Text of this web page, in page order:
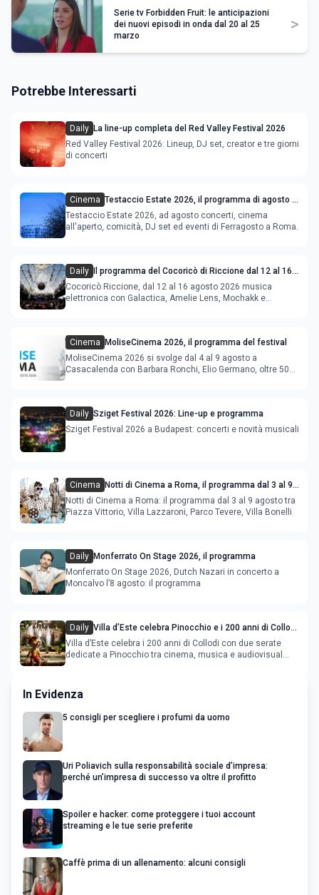
Serie tv Forbidden Fruit: le anticipazioni
dei nuovi episodi in onda dal 20 al 25
marzo
>
Potrebbe Interessarti
Daily La line-up completa del Red Valley Festival 2026
Red Valley Festival 2026: Lineup, DJ set, creator e tre giorni
di concerti
Cinema Testaccio Estate 2026, il programma di agosto e
Ferragosto
Testaccio Estate 2026, ad agosto concerti, cinema
all'aperto, comicità, DJ set ed eventi di Ferragosto a Roma.
Daily
Il programma del Cocoricò di Riccione dal 12 al 16
agosto 2026
Cocoricò Riccione, dal 12 al 16 agosto 2026 musica
elettronica con Galactica, Amelie Lens, Mochakk e
Cinema
MoliseCinema 2026, il programma del festival
MoliseCinema 2026 si svolge dal 4 al 9 agosto a
Casacalenda con Barbara Ronchi, Elio Germano, oltre 50
Daily Sziget Festival 2026: Line-up e programma
Sziget Festival 2026 a Budapest: concerti e novità musicali
Cinema
Notti di Cinema a Roma, il programma dal 3 al 9
agosto
Notti di Cinema a Roma: il programma dal 3 al 9 agosto tra
Piazza Vittorio, Villa Lazzaroni, Parco Tevere, Villa Bonelli
Daily Monferrato On Stage 2026, il programma
Monferrato On Stage 2026, Dutch Nazari in concerto a
Moncalvo l’8 agosto: il programma
Daily Villa d’Este celebra Pinocchio e i 200 anni di Collodi
con cinema, musica e audiovisual mapping
Villa d’Este celebra i 200 anni di Collodi con due serate
dedicate a Pinocchio tra cinema, musica e audiovisual
In Evidenza
5 consigli per scegliere i profumi da uomo
Uri Poliavich sulla responsabilità sociale d’impresa:
perché un’impresa di successo va oltre il profitto
Spoiler e hacker: come proteggere i tuoi account
streaming e le tue serie preferite
Caffè prima di un allenamento: alcuni consigli